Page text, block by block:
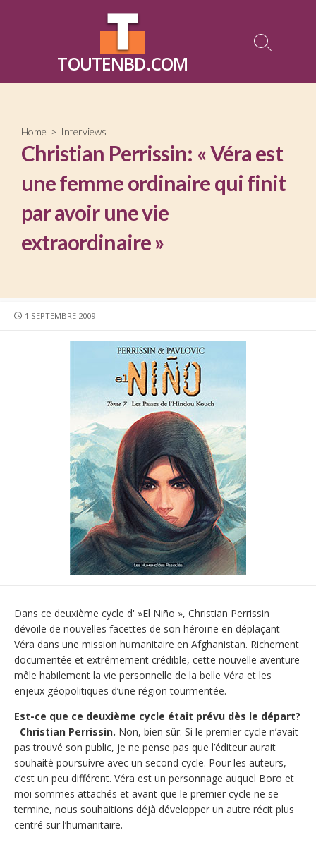
TOUTENBD.COM
Search
Home > Interviews
Christian Perrissin: « Véra est
une femme ordinaire qui finit
par avoir une vie
extraordinaire »
PUBLISHED
1 SEPTEMBRE 2009
Dans ce deuxième cycle d' »El Niño », Christian Perrissin
dévoile de nouvelles facettes de son héroïne en déplaçant
Véra dans une mission humanitaire en Afghanistan. Richement
documentée et extrêmement crédible, cette nouvelle aventure
mêle habilement la vie personnelle de la belle Véra et les
enjeux géopolitiques d’une région tourmentée.
Est-ce que ce deuxième cycle était prévu dès le départ?
Christian Perrissin. Non, bien sûr. Si le premier cycle n’avait
pas trouvé son public, je ne pense pas que l’éditeur aurait
souhaité poursuivre avec un second cycle. Pour les auteurs,
c’est un peu différent. Véra est un personnage auquel Boro et
moi sommes attachés et avant que le premier cycle ne se
termine, nous souhaitions déjà développer un autre récit plus
centré sur l’humanitaire.